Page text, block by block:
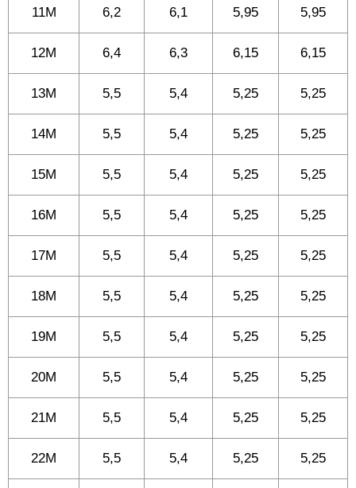
11M 6,2 6,1 5,95 5,95
12M 6,4 6,3 6,15 6,15
13M 5,5 5,4 5,25 5,25
14M 5,5 5,4 5,25 5,25
15M 5,5 5,4 5,25 5,25
16M 5,5 5,4 5,25 5,25
17M 5,5 5,4 5,25 5,25
18M 5,5 5,4 5,25 5,25
19M 5,5 5,4 5,25 5,25
20M 5,5 5,4 5,25 5,25
21M 5,5 5,4 5,25 5,25
22M 5,5 5,4 5,25 5,25